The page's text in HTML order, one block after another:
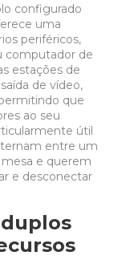
configurado
uma
periféricos,
computador de
estações de
de vídeo,
que
ao seu
útil
entre um
e querem
e desconectar